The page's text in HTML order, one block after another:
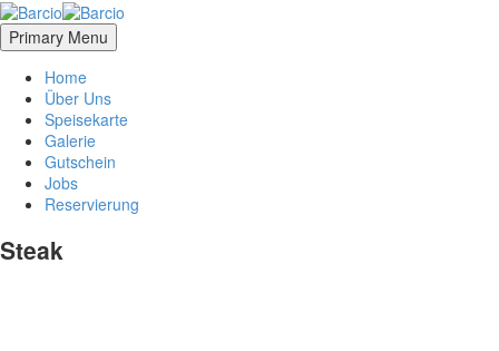
Primary Menu
Home
Über Uns
Speisekarte
Galerie
Gutschein
Jobs
Reservierung
Steak